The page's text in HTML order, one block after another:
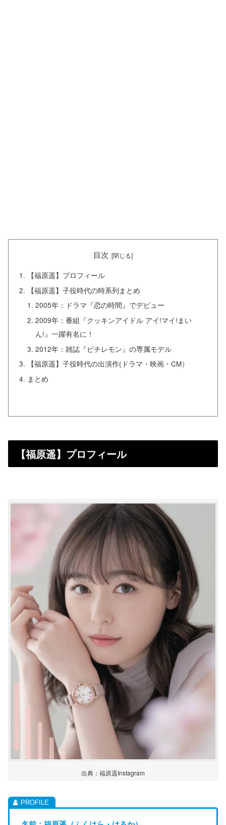
目次
【福原遥】プロフィール
【福原遥】子役時代の時系列まとめ
2005年：ドラマ『恋の時間』でデビュー
2009年：番組『クッキンアイドル アイ!マイ!まい
ん!』一躍有名に！
2012年：雑誌『ピチレモン』の専属モデル
【福原遥】子役時代の出演作(ドラマ・映画・CM）
まとめ
【福原遥】プロフィール
出典：福原遥Instagram